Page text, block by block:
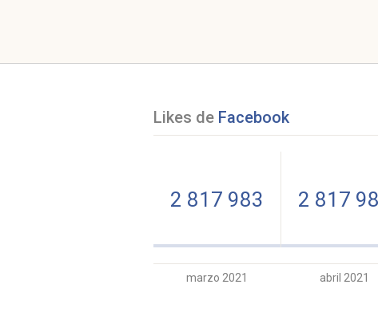
Likes de Facebook
2 817 983
marzo 2021
2 817
abril 2021